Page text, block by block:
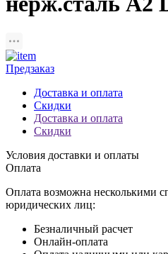
Предзаказ
Доставка и оплата
Скидки
Доставка и оплата
Скидки
Условия доставки и оплаты
Оплата
Оплата возможна несколькими
юридических лиц:
Безналичный расчет
Онлайн-оплата